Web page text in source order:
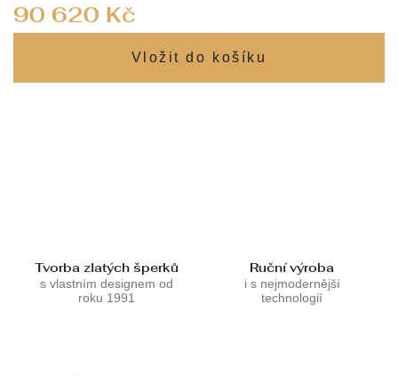
90 620 Kč
Tvorba zlatých šperků
s vlastním designem od
roku 1991
Ruční výroba
i s nejmodernější
technologií